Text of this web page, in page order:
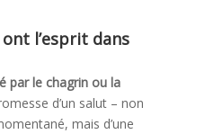
l’esprit dans
par le chagrin ou la
d’un salut – non
mais d’une